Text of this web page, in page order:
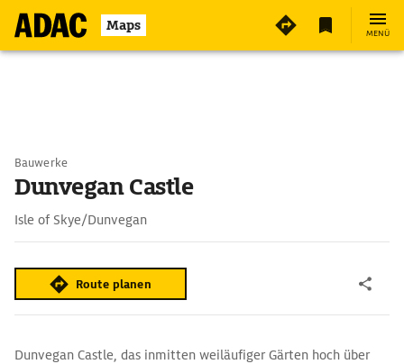
Maps MENÜ
Bauwerke
Dunvegan Castle
Isle of Skye/Dunvegan
Route planen
Dunvegan Castle, das inmitten weiläufiger Gärten hoch über